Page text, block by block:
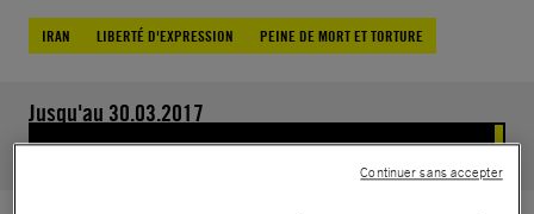
IRAN LIBERTÉ D'EXPRESSION PEINE DE MORT ET TORTURE
Jusqu'au 30.03.2017
Continuer sans accepter